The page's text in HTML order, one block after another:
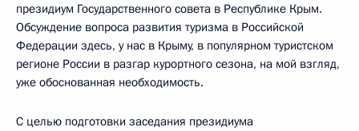
президиум Государственного совета в Республике Крым.
Обсуждение вопроса развития туризма в Российской
Федерации здесь, у нас в Крыму, в популярном туристском
регионе России в разгар курортного сезона, на мой взгляд,
уже обоснованная необходимость.
С целью подготовки заседания президиума